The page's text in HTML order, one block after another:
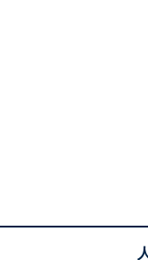
1位：出雲（島